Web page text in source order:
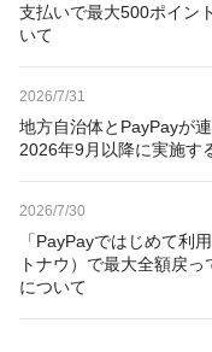
支払いで最大500ポイン
いて
2026/7/31
地方自治体とPayPayが
2026年9月以降に実施す
2026/7/30
「PayPayではじめて利
トナウ）で最大全額戻
について